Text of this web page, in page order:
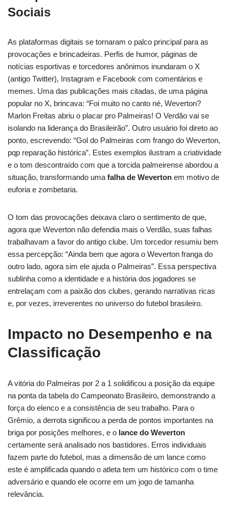
Sociais
As plataformas digitais se tornaram o palco principal para as
provocações e brincadeiras. Perfis de humor, páginas de
notícias esportivas e torcedores anônimos inundaram o X
(antigo Twitter), Instagram e Facebook com comentários e
memes. Uma das publicações mais citadas, de uma página
popular no X, brincava: “Foi muito no canto né, Weverton?
Marlon Freitas abriu o placar pro Palmeiras! O Verdão vai se
isolando na liderança do Brasileirão”. Outro usuário foi direto ao
ponto, escrevendo: “Gol do Palmeiras com frango do Weverton,
pqp reparação histórica”. Estes exemplos ilustram a criatividade
e o tom descontraído com que a torcida palmeirense abordou a
situação, transformando uma falha de Weverton em motivo de
euforia e zombetaria.
O tom das provocações deixava claro o sentimento de que,
agora que Weverton não defendia mais o Verdão, suas falhas
trabalhavam a favor do antigo clube. Um torcedor resumiu bem
essa percepção: “Ainda bem que agora o Weverton franga do
outro lado, agora sim ele ajuda o Palmeiras”. Essa perspectiva
sublinha como a identidade e a história dos jogadores se
entrelaçam com a paixão dos clubes, gerando narrativas ricas
e, por vezes, irreverentes no universo do futebol brasileiro.
Impacto no Desempenho e na
Classificação
A vitória do Palmeiras por 2 a 1 solidificou a posição da equipe
na ponta da tabela do Campeonato Brasileiro, demonstrando a
força do elenco e a consistência de seu trabalho. Para o
Grêmio, a derrota significou a perda de pontos importantes na
briga por posições melhores, e o lance do Weverton
certamente será analisado nos bastidores. Erros individuais
fazem parte do futebol, mas a dimensão de um lance como
este é amplificada quando o atleta tem um histórico com o time
adversário e quando ele ocorre em um jogo de tamanha
relevância.